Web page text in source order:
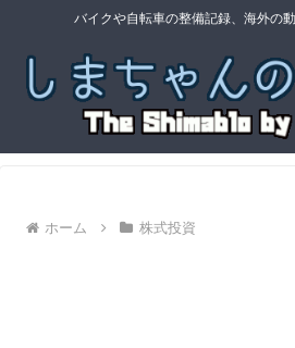
バイクや自転車の整備記録、海外の
ホーム 株式投資